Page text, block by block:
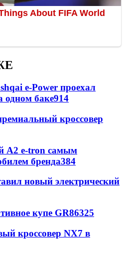
e-Power проехал
одном баке914
кроссовер
A2 e-tron самым
бренда384
новый электрический
купе GR86325
кроссовер NX7 в